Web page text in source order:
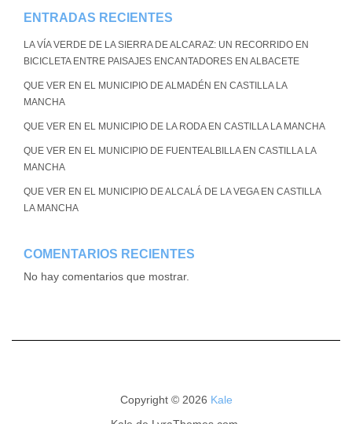
ENTRADAS RECIENTES
LA VÍA VERDE DE LA SIERRA DE ALCARAZ: UN RECORRIDO EN
BICICLETA ENTRE PAISAJES ENCANTADORES EN ALBACETE
QUE VER EN EL MUNICIPIO DE ALMADÉN EN CASTILLA LA
MANCHA
QUE VER EN EL MUNICIPIO DE LA RODA EN CASTILLA LA MANCHA
QUE VER EN EL MUNICIPIO DE FUENTEALBILLA EN CASTILLA LA
MANCHA
QUE VER EN EL MUNICIPIO DE ALCALÁ DE LA VEGA EN CASTILLA
LA MANCHA
COMENTARIOS RECIENTES
No hay comentarios que mostrar.
Copyright © 2026 Kale